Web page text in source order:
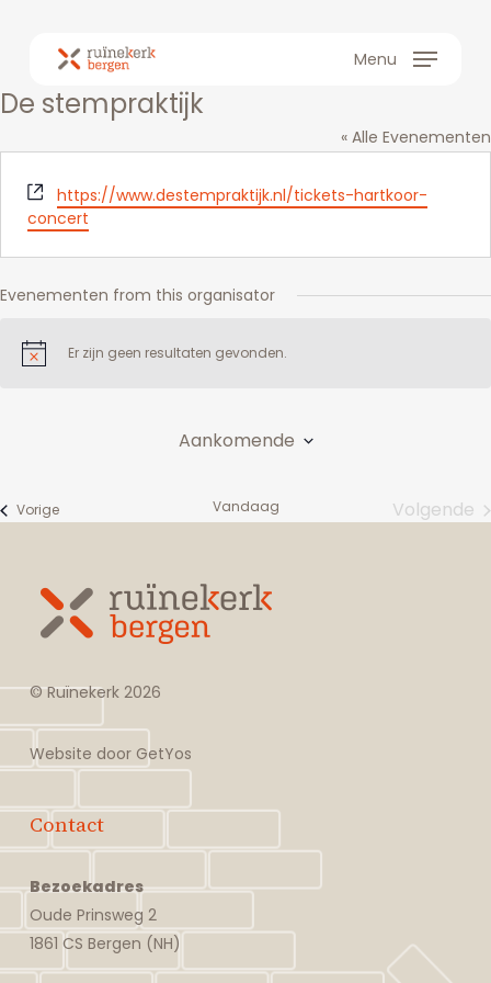
content
Menu
De stempraktijk
« Alle Evenementen
Website
https://www.destempraktijk.nl/tickets-hartkoor-
concert
Evenementen from this organisator
Bericht Er zijn geen resultaten gevonden.
Aankomende
Selecteer
datum.
VorigeEvenementen Vandaag
Volgende
© Ruïnekerk 2026
Website doorGetYos
Contact
Bezoekadres
Oude Prinsweg 2
1861 CS Bergen (NH)